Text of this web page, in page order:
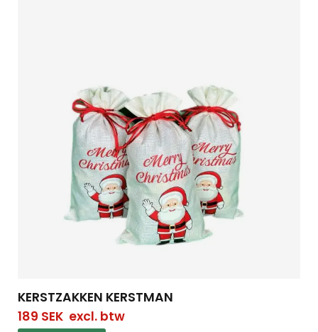
KERSTZAKKEN KERSTMAN
189 SEKexcl. btw